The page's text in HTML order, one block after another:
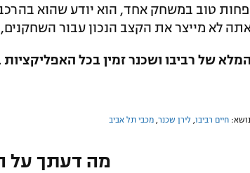
טוב במשחק אחד, הוא יודע שהוא
לא מייצר את הקצב הנכון עבור
של רביבו ושכנר זמין בכל
חיים רביבו לירן שכנר מכבי תל אביב
מה דעתך על